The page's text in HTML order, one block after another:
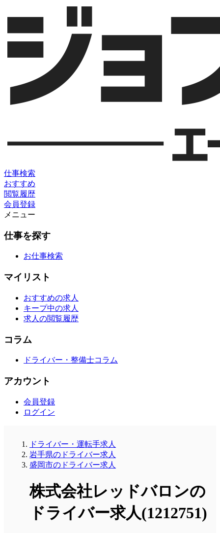
仕事検索
おすすめ
閲覧履歴
会員登録
メニュー
仕事を探す
お仕事検索
マイリスト
おすすめの求人
キープ中の求人
求人の閲覧履歴
コラム
ドライバー・整備士コラム
アカウント
会員登録
ログイン
ドライバー・運転手求人
岩手県のドライバー求人
盛岡市のドライバー求人
株式会社レッドバロンの
ドライバー求人(1212751)